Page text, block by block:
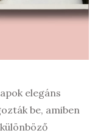
elegáns
be, amiben